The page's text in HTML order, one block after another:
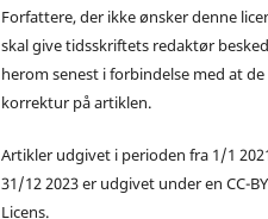
Forfattere, der ikke ønsker denne
skal give tidsskriftets redaktør besked
herom senest i forbindelse med at
korrektur på artiklen.
Artikler udgivet i perioden fra 1/1
31/12 2023 er udgivet under en CC-
Licens.